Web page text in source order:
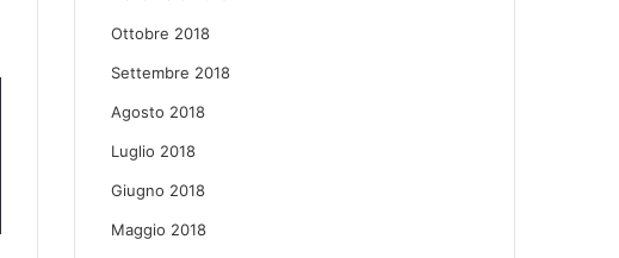
Ottobre 2018
Settembre 2018
Agosto 2018
Luglio 2018
Giugno 2018
Maggio 2018